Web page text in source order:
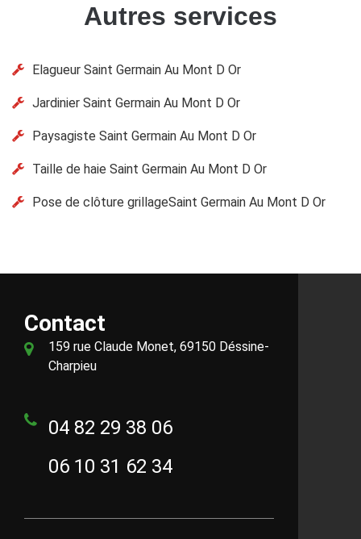
Autres services
Elagueur Saint Germain Au Mont D Or
Jardinier Saint Germain Au Mont D Or
Paysagiste Saint Germain Au Mont D Or
Taille de haie Saint Germain Au Mont D Or
Pose de clôture grillageSaint Germain Au Mont D Or
Contact
159 rue Claude Monet, 69150 Déssine-
Charpieu
04 82 29 38 06
06 10 31 62 34